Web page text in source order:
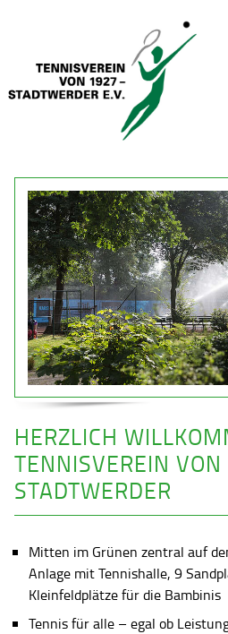
HERZLICH
TENNISVEREIN
STADTWERDER
Mitten im Grünen zentral auf
Anlage mit Tennishalle, 9
Kleinfeldplätze für die Bambinis
Tennis für alle – egal ob